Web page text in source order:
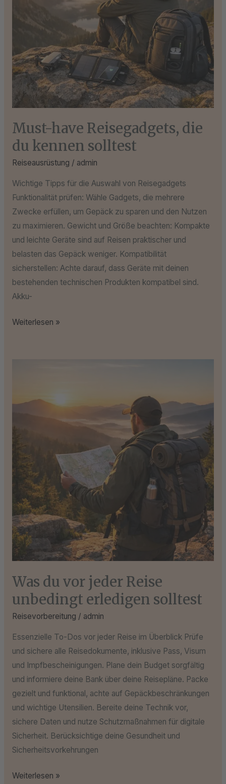
Must-have Reisegadgets, die
du kennen solltest
Reiseausrüstung / admin
Wichtige Tipps für die Auswahl von Reisegadgets
Funktionalität prüfen: Wähle Gadgets, die mehrere
Zwecke erfüllen, um Gepäck zu sparen und den Nutzen
zu maximieren. Gewicht und Größe beachten: Kompakte
und leichte Geräte sind auf Reisen praktischer und
belasten das Gepäck weniger. Kompatibilität
sicherstellen: Achte darauf, dass Geräte mit deinen
bestehenden technischen Produkten kompatibel sind.
Akku-
Weiterlesen »
Was du vor jeder Reise
unbedingt erledigen solltest
Reisevorbereitung / admin
Essenzielle To-Dos vor jeder Reise im Überblick Prüfe
und sichere alle Reisedokumente, inklusive Pass, Visum
und Impfbescheinigungen. Plane dein Budget sorgfältig
und informiere deine Bank über deine Reisepläne. Packe
gezielt und funktional, achte auf Gepäckbeschränkungen
und wichtige Utensilien. Bereite deine Technik vor,
sichere Daten und nutze Schutzmaßnahmen für digitale
Sicherheit. Berücksichtige deine Gesundheit und
Sicherheitsvorkehrungen
solltest
Weiterlesen »